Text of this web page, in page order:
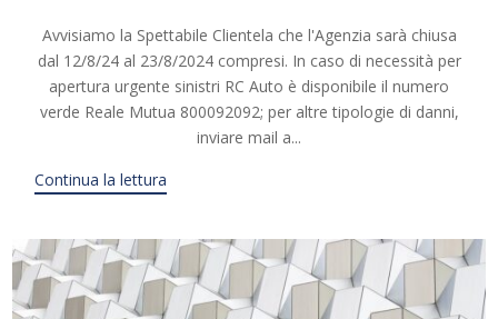
Avvisiamo la Spettabile Clientela che l'Agenzia sarà chiusa
dal 12/8/24 al 23/8/2024 compresi. In caso di necessità per
apertura urgente sinistri RC Auto è disponibile il numero
verde Reale Mutua 800092092; per altre tipologie di danni,
inviare mail a...
Continua la lettura